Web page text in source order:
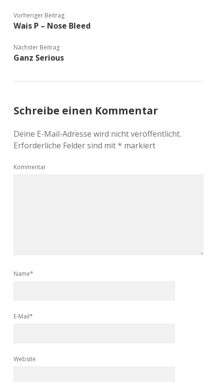
Vorheriger Beitrag
Wais P – Nose Bleed
Nächster Beitrag
Ganz Serious
Schreibe einen Kommentar
Deine E-Mail-Adresse wird nicht veröffentlicht.
Erforderliche Felder sind mit* markiert
Kommentar
Name*
E-Mail*
Website